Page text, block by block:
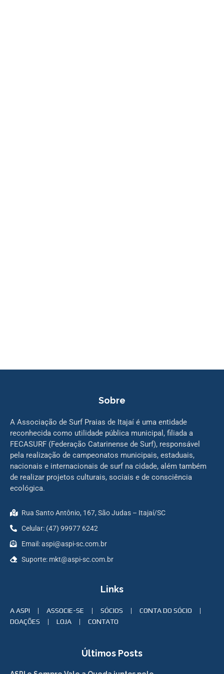
Sobre
A Associação de Surf Praias de Itajaí é uma entidade
reconhecida como utilidade pública municipal, filiada a
FECASURF (Federação Catarinense de Surf), responsável
pela realização de campeonatos municipais, estaduais,
nacionais e internacionais de surf na cidade, além também
de realizar projetos culturais, sociais e de consciência
ecológica.
Rua Santo Antônio, 167, São Judas – Itajaí/SC
Celular: (47) 99977 6242
Email: aspi@aspi-sc.com.br
Suporte: mkt@aspi-sc.com.br
Links
A ASPI ASSOCIE-SE SÓCIOS
CONTA DO SÓCIO
DOAÇÕES
LOJA CONTATO
Últimos Posts